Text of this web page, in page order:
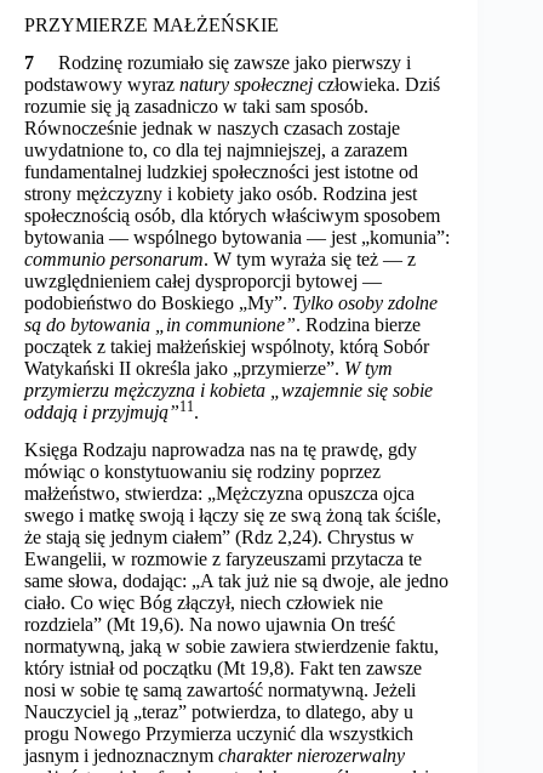
PRZYMIERZE MAŁŻEŃSKIE
7 Rodzinę rozumiało się zawsze jako pierwszy i
podstawowy wyraz natury społecznej człowieka. Dziś
rozumie się ją zasadniczo w taki sam sposób.
Równocześnie jednak w naszych czasach zostaje
uwydatnione to, co dla tej najmniejszej, a zarazem
fundamentalnej ludzkiej społeczności jest istotne od
strony mężczyzny i kobiety jako osób. Rodzina jest
społecznością osób, dla których właściwym sposobem
bytowania — wspólnego bytowania — jest „komunia”:
communio personarum. W tym wyraża się też — z
uwzględnieniem całej dysproporcji bytowej —
podobieństwo do Boskiego „My”. Tylko osoby zdolne
są do bytowania „in communione”. Rodzina bierze
początek z takiej małżeńskiej wspólnoty, którą Sobór
Watykański II określa jako „przymierze”. W tym
przymierzu mężczyzna i kobieta „wzajemnie się sobie
oddają i przyjmują”11.
Księga Rodzaju naprowadza nas na tę prawdę, gdy
mówiąc o konstytuowaniu się rodziny poprzez
małżeństwo, stwierdza: „Mężczyzna opuszcza ojca
swego i matkę swoją i łączy się ze swą żoną tak ściśle,
że stają się jednym ciałem” (Rdz 2,24). Chrystus w
Ewangelii, w rozmowie z faryzeuszami przytacza te
same słowa, dodając: „A tak już nie są dwoje, ale jedno
ciało. Co więc Bóg złączył, niech człowiek nie
rozdziela” (Mt 19,6). Na nowo ujawnia On treść
normatywną, jaką w sobie zawiera stwierdzenie faktu,
który istniał od początku (Mt 19,8). Fakt ten zawsze
nosi w sobie tę samą zawartość normatywną. Jeżeli
Nauczyciel ją „teraz” potwierdza, to dlatego, aby u
progu Nowego Przymierza uczynić dla wszystkich
jasnym i jednoznacznym charakter nierozerwalny